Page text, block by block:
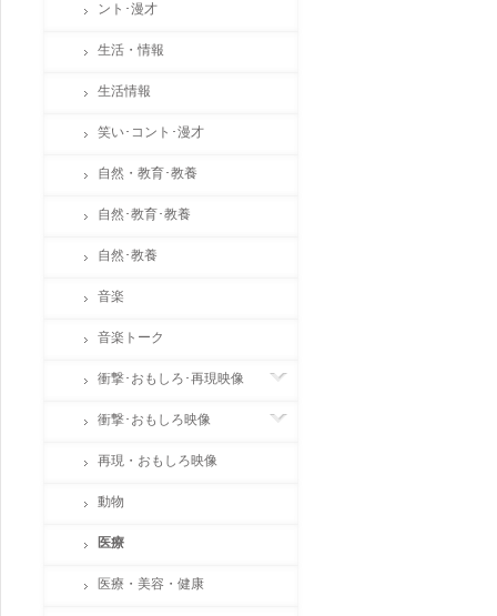
ント･漫才
生活・情報
生活情報
笑い･コント･漫才
自然・教育･教養
自然･教育･教養
自然･教養
音楽
音楽トーク
衝撃･おもしろ･再現映像
衝撃･おもしろ映像
再現・おもしろ映像
動物
医療
医療・美容・健康